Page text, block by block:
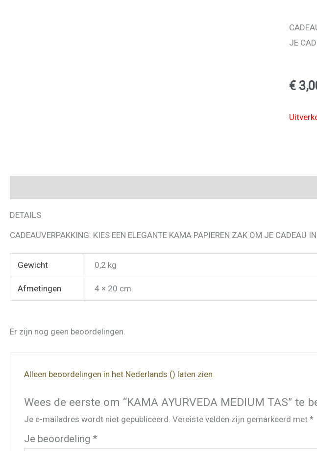
JE
€
DETAILS
CADEAUVERPAKKING: KIES EEN ELEGANTE KAMA PAPIEREN ZAK OM JE CADEAU
Gewicht 0,2 kg
Afmetingen 4 × 20 cm
Er zijn nog geen beoordelingen.
Alleen beoordelingen in het Nederlands () laten zien
Wees de eerste om “KAMA AYURVEDA MEDIUM TAS” te
Je e-mailadres wordt niet gepubliceerd. Vereiste velden zijn gemarkeerd met*
Je beoordeling*